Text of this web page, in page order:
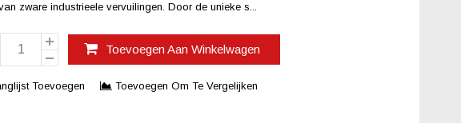
zware industrieele vervuilingen. Door de unieke s...
Toevoegen Aan Winkelwagen
Toevoegen Toevoegen Om Te Vergelijken